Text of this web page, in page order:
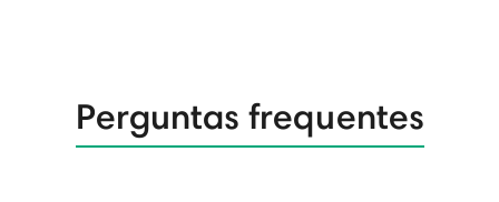
Perguntas frequentes